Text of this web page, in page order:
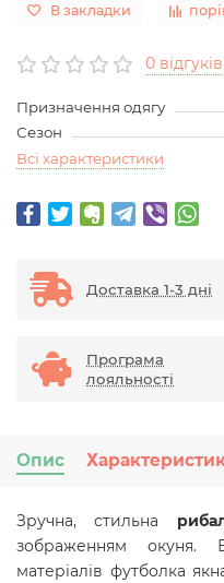
В закладки
0 відгуків
Призначення одягу
Сезон
Всі характеристики
Доставка 1-3 дні
Програма
лояльності
Опис
Зручна, стильна
зображенням окуня.
матеріалів футболка